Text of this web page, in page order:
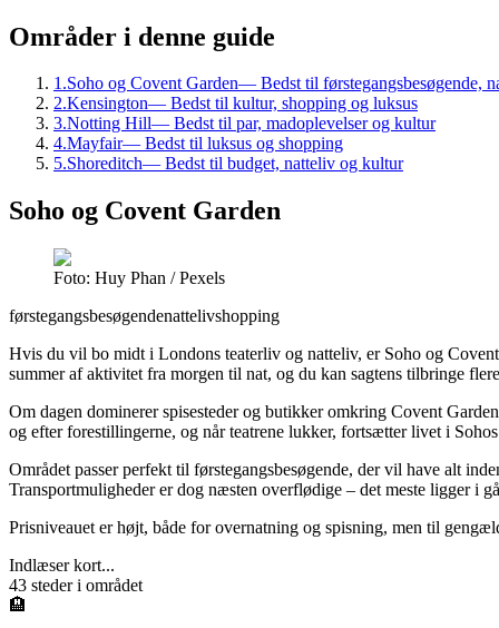
Områder i denne guide
1.Soho og Covent Garden— Bedst til førstegangsbesøgende,
2.Kensington— Bedst til kultur, shopping og luksus
3.Notting Hill— Bedst til par, madoplevelser og kultur
4.Mayfair— Bedst til luksus og shopping
5.Shoreditch— Bedst til budget, natteliv og kultur
Soho og Covent Garden
Foto: Huy Phan / Pexels
førstegangsbesøgendenattelivshopping
Hvis du vil bo midt i Londons teaterliv og natteliv, er Soho og
summer af aktivitet fra morgen til nat, og du kan sagtens tilbringe
Om dagen dominerer spisesteder og butikker omkring Covent
og efter forestillingerne, og når teatrene lukker, fortsætter livet i
Området passer perfekt til førstegangsbesøgende, der vil have alt
Transportmuligheder er dog næsten overflødige – det meste ligger i
Prisniveauet er højt, både for overnatning og spisning, men til
Indlæser kort...
43 steder i området
🏨